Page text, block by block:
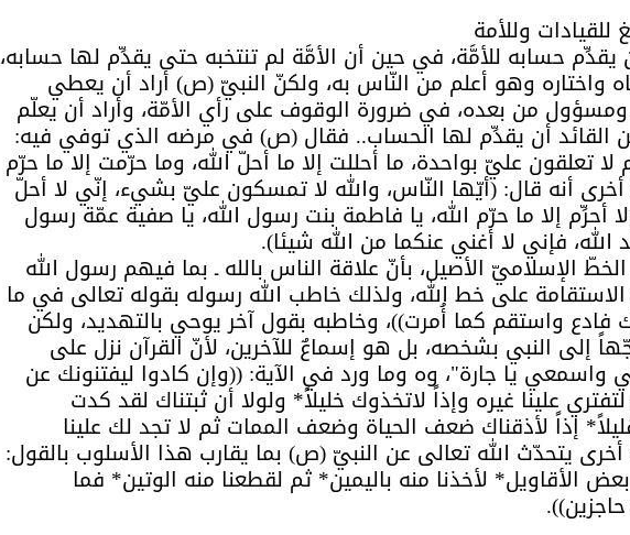
وللأمة
يقدِّم حسابه للأمَّة، في حين أن الأمَّة لم تنتخبه حتى يقدِّم لها حسابه،
واختاره وهو أعلم من النّاس به، ولكنّ النبيّ (ص) أراد أن يعطي
ومسؤول من بعده، في ضرورة الوقوف على رأي الأمّة، وأراد أن يعلّم
القائد أن يقدِّم لها الحساب.. فقال (ص) في مرضه الذي توفي فيه:
لا تعلقون عليّ بواحدة، ما أحللت إلا ما أحلّ الله، وما حرّمت إلا ما حرّم
أخرى أنه قال: (أيّها النّاس، والله لا تمسكون عليّ بشيء، إنّي لا أحلّ
أحرِّم إلا ما حرّم الله، يا فاطمة بنت رسول الله، يا صفية عمّة رسول
الله، فإني لا أغني عنكما من الله شيئا).
الإسلاميّ الأصيل، بأنّ علاقة الناس بالله ـ بما فيهم رسول الله
على خط الله، ولذلك خاطب الله رسوله بقوله تعالى في ما
فادع واستقم كما أُمرت))، وخاطبه بقول آخر يوحي بالتهديد، ولكن
إلى النبي بشخصه، بل هو إسماعٌ للآخرين، لأنّ القرآن نزل على
واسمعي يا جارة"، وه وما ورد في الآية: ((وإن كادوا ليفتنونك عن
علينا غيره وإذاً لاتخذوك خليلاً* ولولا أن ثبتناك لقد كدت
إذاً لأذقناك ضعف الحياة وضعف الممات ثم لا تجد لك علينا
يتحدّث الله تعالى عن النبيّ (ص) بما يقارب هذا الأسلوب بالقول:
الأقاويل* لأخذنا منه باليمين* ثم لقطعنا منه الوتين* فما